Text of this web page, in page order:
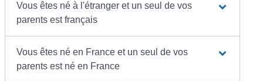
Vous êtes né à l'étranger et un seul de vos
parents est français
Vous êtes né en France et un seul de vos
parents est né en France